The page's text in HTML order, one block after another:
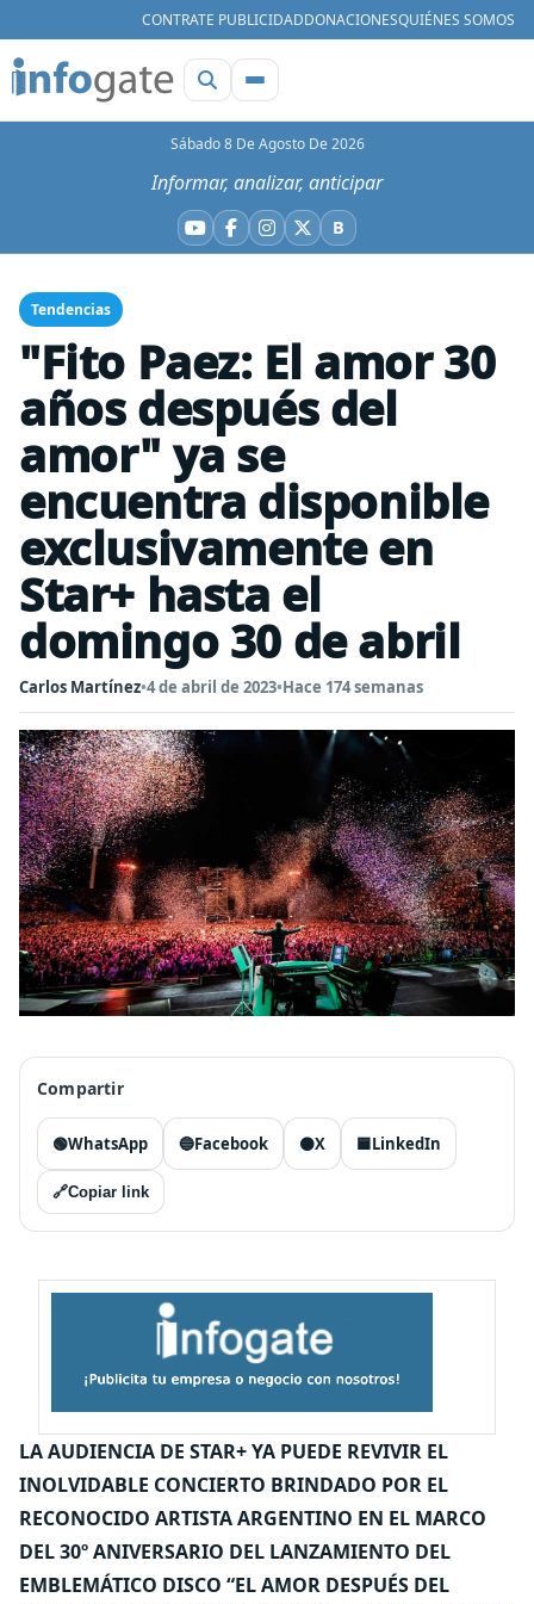
CONTRATE PUBLICIDADDONACIONESQUIÉNES SOMOS
Sábado 8 De Agosto De 2026
Informar, analizar, anticipar
YouTube
Facebook
Instagram
X BBluesky
Tendencias
"Fito Paez: El amor 30
años después del
amor" ya se
encuentra disponible
exclusivamente en
Star+ hasta el
domingo 30 de abril
Carlos Martínez•4 de abril de 2023•Hace 174 semanas
Compartir
🟢WhatsApp 🔵Facebook ⚫X 🟦LinkedIn
🔗Copiar link
LA AUDIENCIA DE STAR+ YA PUEDE REVIVIR EL
INOLVIDABLE CONCIERTO BRINDADO POR EL
RECONOCIDO ARTISTA ARGENTINO EN EL MARCO
DEL 30º ANIVERSARIO DEL LANZAMIENTO DEL
EMBLEMÁTICO DISCO “EL AMOR DESPUÉS DEL